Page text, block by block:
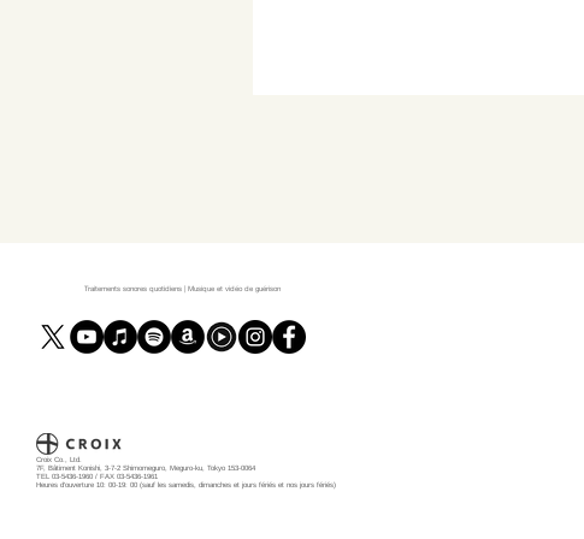
Traitements sonores quotidiens | Musique et vidéo de guérison
Croix Co., Ltd.
7F, Bâtiment Konishi, 3-7-2 Shimomeguro, Meguro-ku, Tokyo 153-0064
TEL 03-5436-1960 / FAX 03-5436-1961
Heures d'ouverture 10: 00-19: 00 (sauf les samedis, dimanches et jours fériés et nos jours fériés)